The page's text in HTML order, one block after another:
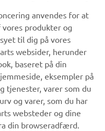
seneste tilbud, særlige
anvendes for at
produkter og
til dig på vores
websider, herunder
baseret på din
eksempler på
tjenester, varer som du
og varer, som du har
websteder og dine
din browseradfærd.